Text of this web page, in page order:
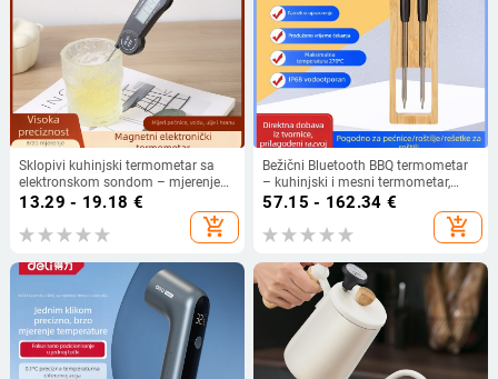
Sklopivi kuhinjski termometar sa
elektronskom sondom – mjerenje
temperature vode, ulja i mlijeka,
kuhinjski termometar za pečenje
13.29 - 19.18 €
add_shopping_cart
Bežični Bluetooth BBQ termometar
– kuhinjski i mesni termometar,
0.1°C rezolucija
57.15 - 162.34 €
add_shopping_cart